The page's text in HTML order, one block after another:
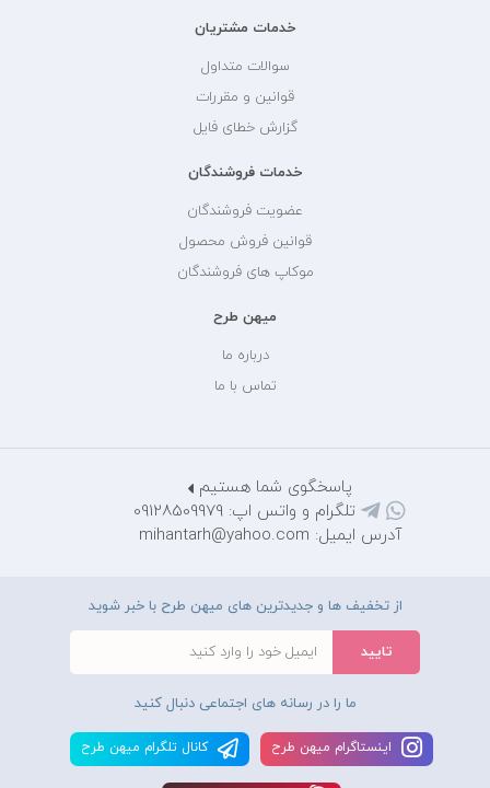
خدمات مشتریان
سوالات متداول
قوانین و مقررات
گزارش خطای فایل
خدمات فروشندگان
عضویت فروشندگان
قوانین فروش محصول
موکاپ های فروشندگان
میهن طرح
درباره ما
تماس با ما
پاسخگوی شما هستیم
تلگرام و واتس اپ: 09128509979
آدرس ایمیل: mihantarh@yahoo.com
از تخفیف ها و جدیدترین های میهن طرح با خبر شوید
ما را در رسانه های اجتماعی دنبال کنید
اينستاگرام ميهن طرح کانال تلگرام ميهن طرح